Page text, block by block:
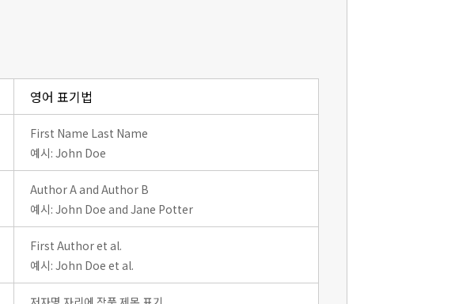
영어 표기법
First Name Last Name
예시: John Doe
Author A and Author B
예시: John Doe and Jane Potter
First Author et al.
예시: John Doe et al.